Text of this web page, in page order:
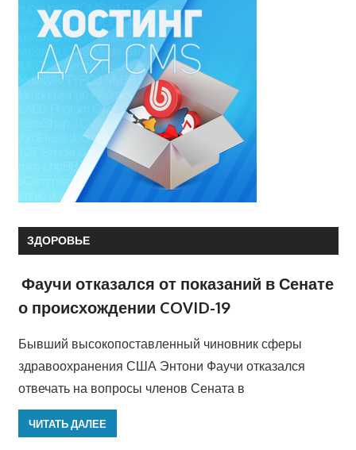
ЗДОРОВЬЕ
Фаучи отказался от показаний в Сенате
о происхождении COVID-19
Бывший высокопоставленный чиновник сферы
здравоохранения США Энтони Фаучи отказался
отвечать на вопросы членов Сената в
ЧИТАТЬ ДАЛЕЕ